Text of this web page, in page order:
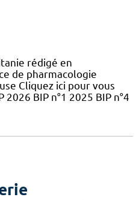
rédigé en
de pharmacologie
Cliquez ici pour vous
BIP n°1 2025 BIP n°4